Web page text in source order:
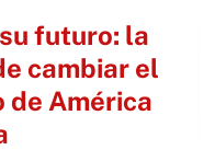
futuro: la
cambiar el
América